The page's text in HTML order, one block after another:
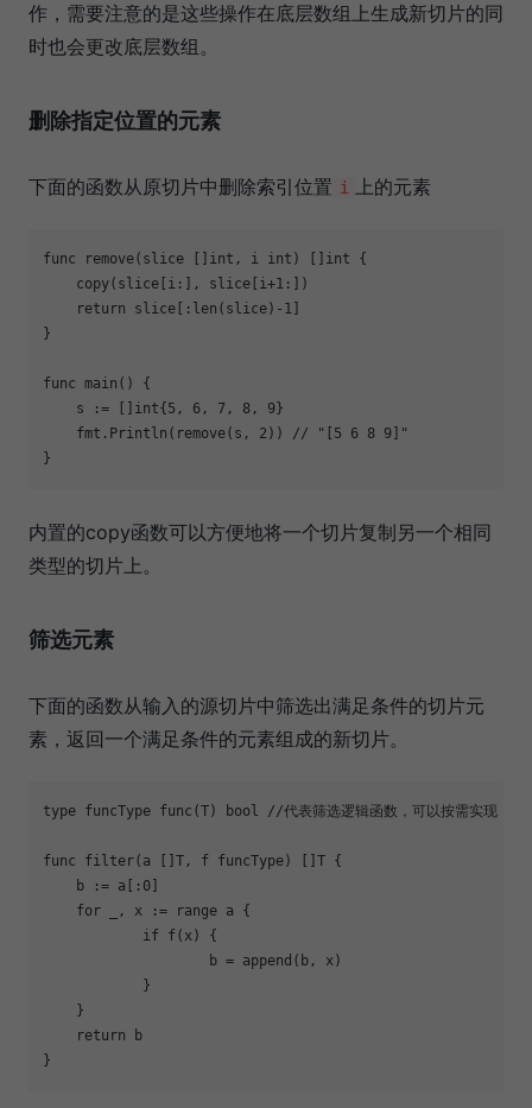
作，需要注意的是这些操作在底层数组上生成新切片的同
时也会更改底层数组。
删除指定位置的元素
下面的函数从原切片中删除索引位置 i 上的元素
func remove(slice [] int , i int ) int {
copy(slice[i:], slice[i+1 :])
return slice[: len (slice) -1
}
func main ()
{
    s := []
int{ 5 , 6 , 7 , 8 , 9 }
    fmt.Println(remove(s,
2 )) // "[5 6 8 9]"
内置的copy函数可以方便地将一个切片复制另一个相同
类型的切片上。
筛选元素
下面的函数从输入的源切片中筛选出满足条件的切片元
素，返回一个满足条件的元素组成的新切片。
type funcType func (T) bool //代表筛选逻辑函数，可以按需实现
func filter(a []T, f funcType) T {
    b := a[:
0
for _, x := range a {
if f(x) {
		    b =
append (b, x)
    }
return b